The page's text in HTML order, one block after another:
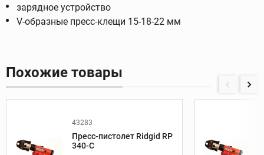
зарядное устройство
V-образные пресс-клещи 15-18-22 мм
Похожие товары
43283
Пресс-пистолет Ridgid RP
340-C